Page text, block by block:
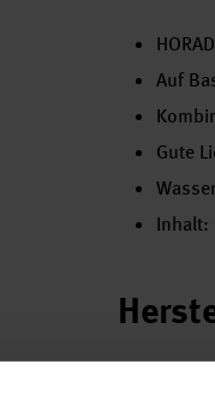
Auf
Gute
Inhalt: